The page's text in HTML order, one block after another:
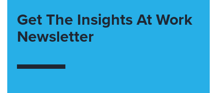
Get The Insights At Work
Newsletter